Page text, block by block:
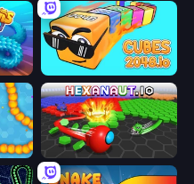
Cubes 2048.io
Hexanaut.io